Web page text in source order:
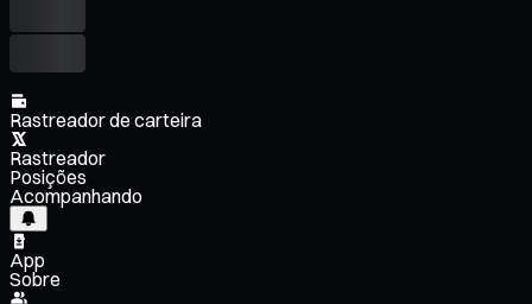
Rastreador de carteira
Rastreador
Posições
Acompanhando
App
Sobre